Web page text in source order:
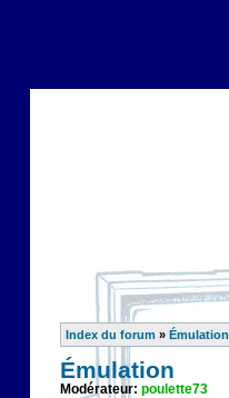
Index du forum » Émulation
Émulation
Modérateur: poulette73